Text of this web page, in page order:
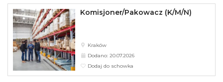
Komisjoner/Pakowacz (K/M/N)
Kraków
Dodano: 20.07.2026
Dodaj do schowka